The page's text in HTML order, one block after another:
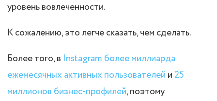
уровень вовлеченности.
К сожалению, это легче сказать, чем сделать.
Более того, в Instagram более миллиарда
ежемесячных активных пользователей и 25
миллионов бизнес-профилей, поэтому